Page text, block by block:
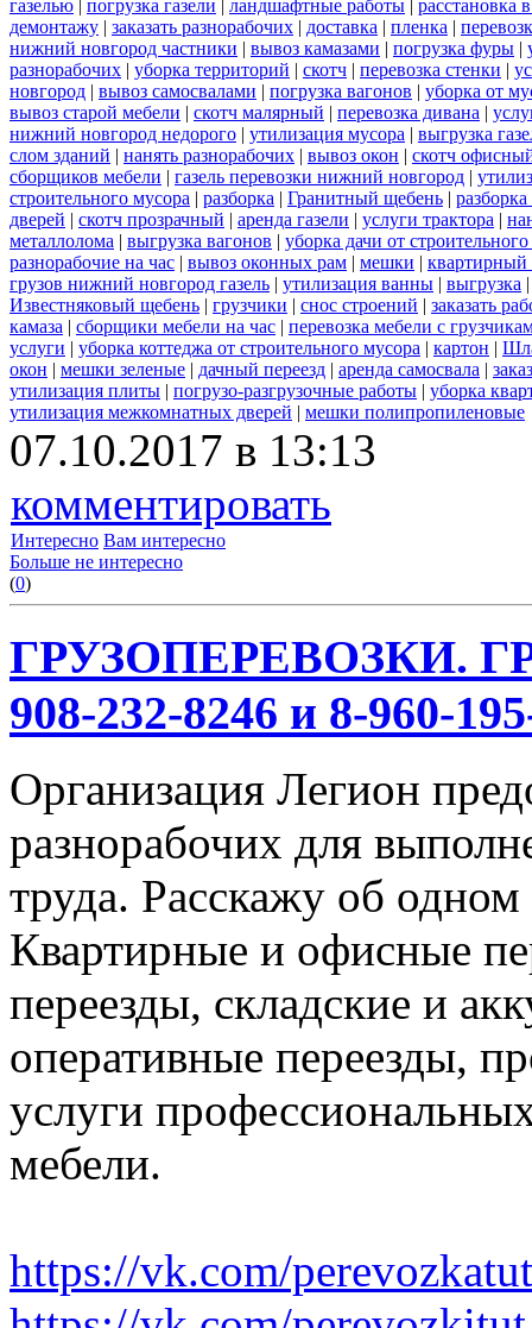
газелью | погрузка газели | ландшафтные работы | расстановка
демонтажу | заказать разнорабочих | доставка | пленка |
нижний новгород частники | вывоз камазами | погрузка фуры |
разнорабочих | уборка территорий | скотч | перевозка стенки |
новгород | вывоз самосвалами | погрузка вагонов | уборка от
вывоз старой мебели | скотч малярный | перевозка дивана |
нижний новгород недорого | утилизация мусора | выгрузка
слом зданий | нанять разнорабочих | вывоз окон | скотч
сборщиков мебели | газель перевозки нижний новгород |
строительного мусора | разборка | Гранитный щебень |
дверей | скотч прозрачный | аренда газели | услуги трактора |
металлолома | выгрузка вагонов | уборка дачи от
разнорабочие на час | вывоз оконных рам | мешки | квартирный
грузов нижний новгород газель | утилизация ванны | выгрузка
Известняковый щебень | грузчики | снос строений | заказать
камаза | сборщики мебели на час | перевозка мебели с
услуги | уборка коттеджа от строительного мусора | картон |
окон | мешки зеленые | дачный переезд | аренда самосвала |
утилизация плиты | погрузо-разгрузочные работы | уборка
утилизация межкомнатных дверей | мешки полипропиленовые
07.10.2017 в 13:13
комментировать
Интересно Вам интересно
Больше не интересно
(0)
ГРУЗОПЕРЕВОЗКИ.
908-232-8246 и 8-960-
Организация Легион
разнорабочих для
труда. Расскажу об
Квартирные и офисные
переезды, складские и
оперативные переезды,
услуги
мебели.
https://vk.com/perevozkatut